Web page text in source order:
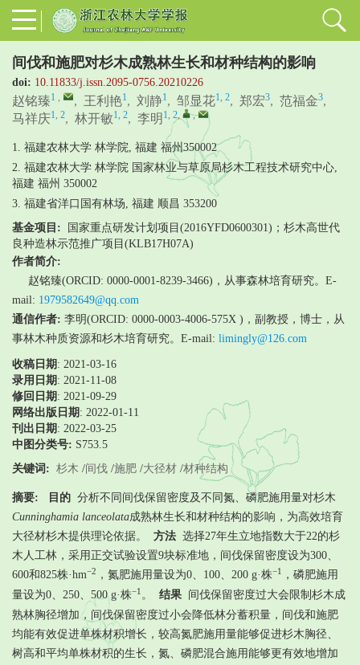
间伐和施肥对杉木成熟林生长和材种结构的影响
doi: 10.11833/j.issn.2095-0756.20210226
赵铭臻1 , , 王利艳1, 刘静1, 邹显花1, 2, 郑宏3, 范福金3,
马祥庆1, 2, 林开敏1, 2, 李明 1, 2, ,
1. 福建农林大学 林学院, 福建 福州350002
2. 福建农林大学 林学院 国家林业与草原局杉木工程技术研究中心,
福建 福州 350002
3. 福建省洋口国有林场, 福建 顺昌 353200
基金项目: 国家重点研发计划项目(2016YFD0600301)；杉木高世代
良种造林示范推广项目(KLB17H07A)
作者简介:
赵铭臻(ORCID: 0000-0001-8239-3466)，从事森林培育研究。E-
mail: 1979582649@qq.com
通信作者: 李明(ORCID: 0000-0003-4006-575X )，副教授，博士，从
事林木种质资源和杉木培育研究。E-mail: limingly@126.com
收稿日期 : 2021-03-16
录用日期 : 2021-11-08
修回日期 : 2021-09-29
网络出版日期 : 2022-01-11
刊出日期 : 2022-03-25
中图分类号: S753.5
关键词: 杉木 /间伐 /施肥 /大径材 /材种结构
摘要: 目的 分析不同间伐保留密度及不同氮、磷肥施用量对杉木
Cunninghamia lanceolata成熟林生长和材种结构的影响，为高效培育
大径材杉木提供理论依据。
方法 选择27年生立地指数大于22的杉
木人工林，采用正交试验设置9块标准地，间伐保留密度设为300、
600和825株·hm−2 ，氮肥施用量设为0、100、200 g·株−1
，磷肥施用
量设为0、250、500 g·株−1 。 结果 间伐保留密度过大会限制杉木成
熟林胸径增加，间伐保留密度过小会降低林分蓄积量，间伐和施肥
均能有效促进单株材积增长，较高氮肥施用量能够促进杉木胸径、
树高和平均单株材积的生长，氮、磷肥混合施用能够更有效地增加